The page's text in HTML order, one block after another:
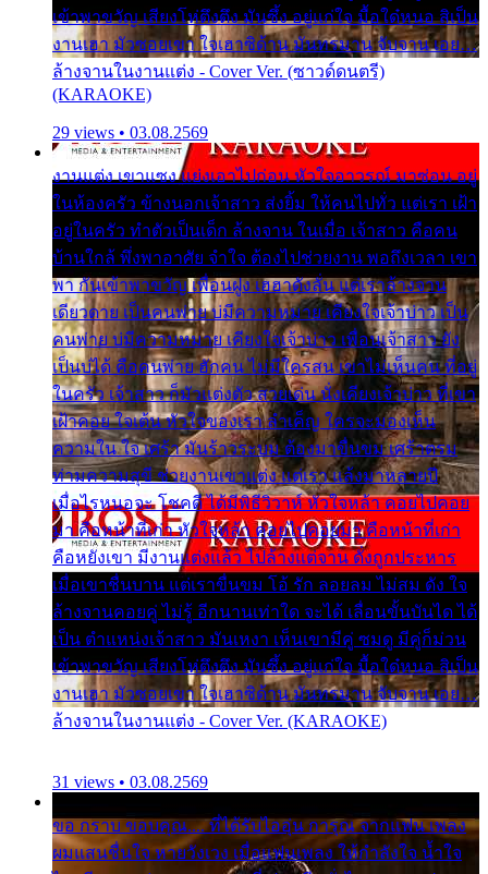
เข้าพาขวัญ เสียงโห่ตึงตึง มันซึ้ง อยู่แก่ใจ มื้อใด๋หนอ สิเป็น
งานเฮา มัวซอยเขา ใจเฮาซิด้าน มันทรมาน จับจาน เอย…
ล้างจานในงานแต่ง - Cover Ver. (ซาวด์ดนตรี)
(KARAOKE)
29 views • 03.08.2569
งานแต่ง เขาแซง แย่งเอาไปก่อน หัวใจอาวรณ์ มาซ่อน อยู่
ในห้องครัว ข้างนอกเจ้าสาว ส่งยิ้ม ให้คนไปทั่ว แต่เรา เฝ้า
อยู่ในครัว ทำตัวเป็นเด็ก ล้างจาน ในเมื่อ เจ้าสาว คือคน
บ้านใกล้ พึ่งพาอาศัย จำใจ ต้องไปช่วยงาน พอถึงเวลา เขา
พา กันเข้าพาขวัญ เพื่อนฝูง เฮฮาดังลั่น แต่เราล้างจาน
เดียวดาย เป็นคนพ่าย บ่มีความหมาย เคียงใจเจ้าบ่าว เป็น
คนพ่าย บ่มีความหมาย เคียงใจเจ้าบ่าว เพื่อนเจ้าสาว ยัง
เป็นบ่ได้ คือคนพ่าย ฮักคน ไม่มีใครสน เขาไม่เห็นคน ที่อยู่
ในครัว เจ้าสาว ก็มัวแต่งตัว สวยเด่น นั่งเคียงเจ้าบ่าว ที่เขา
เฝ้าคอย ใจเต้น หัวใจของเรา ลำเค็ญ ใครจะมองเห็น
ความใน ใจ เศร้า มันร้าวระบม ต้องมาขื่นขม เศร้าตรม
ท่ามความสุขี ช่วยงานเขาแต่ง แต่เรา แล้งมาหลายปี
เมื่อไรหนอจะ โชคดี ได้มีพิธีวิวาห์ หัวใจหล้า คอยไปคอย
มา คือหน้าที่เก่า หัวใจหล้า คอยไปคอยมา คือหน้าที่เก่า
คือหยังเขา มีงานแต่งแล้ว ไปล้างแต่จาน ดั่งถูกประหาร
เมื่อเขาชื่นบาน แต่เราขื่นขม โอ้ รัก ลอยลม ไม่สม ดัง ใจ
ล้างจานคอยคู่ ไม่รู้ อีกนานเท่าใด จะได้ เลื่อนขั้นบันได ได้
เป็น ตำแหน่งเจ้าสาว มันเหงา เห็นเขามีคู่ ซมดู มีคู่ก็ม่วน
เข้าพาขวัญ เสียงโห่ตึงตึง มันซึ้ง อยู่แก่ใจ มื้อใด๋หนอ สิเป็น
งานเฮา มัวซอยเขา ใจเฮาซิด้าน มันทรมาน จับจาน เอย…
ล้างจานในงานแต่ง - Cover Ver. (KARAOKE)
31 views • 03.08.2569
ขอ กราบ ขอบคุณ.... ที่ได้รับไออุ่น การุณ จากแฟน เพลง
ผมแสนชื่นใจ หายวังเวง เมื่อแฟนเพลง ให้กำลังใจ น้ำใจ